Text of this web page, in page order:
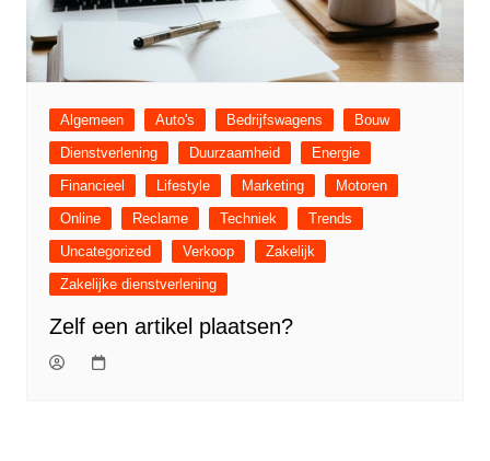
Algemeen Auto's Bedrijfswagens
Bouw
Dienstverlening
Duurzaamheid
Energie
Financieel
Lifestyle Marketing
Motoren
Online
Reclame Techniek
Trends
Uncategorized
Verkoop
Zakelijk
Zakelijke dienstverlening
Zelf een artikel plaatsen?